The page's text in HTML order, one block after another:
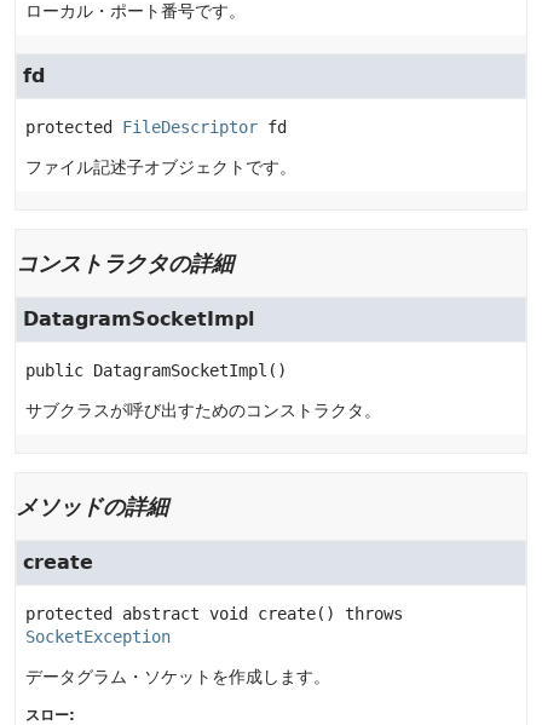
ローカル・ポート番号です。
fd
protected FileDescriptor fd
ファイル記述子オブジェクトです。
コンストラクタの詳細
DatagramSocketImpl
public DatagramSocketImpl ()
サブクラスが呼び出すためのコンストラクタ。
メソッドの詳細
create
protected abstract void create() throws
SocketException
データグラム・ソケットを作成します。
スロー: